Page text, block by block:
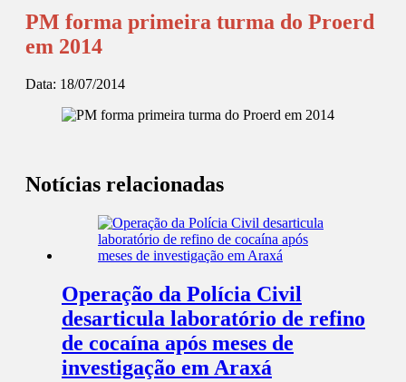
PM forma primeira turma do Proerd
em 2014
Data: 18/07/2014
Notícias relacionadas
Operação da Polícia Civil
desarticula laboratório de refino
de cocaína após meses de
investigação em Araxá